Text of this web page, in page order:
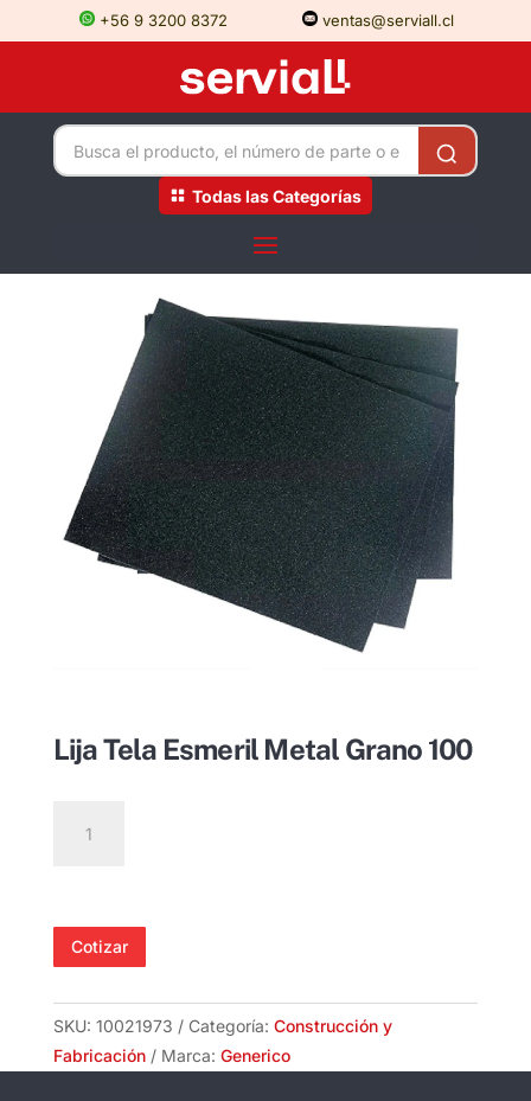
+56 9 3200 8372 ventas@serviall.cl
Todas las Categorías
Lija Tela Esmeril Metal Grano 100
Grano
100
Cotizar
SKU: 10021973 Categoría: Construcción y
Fabricación
Marca: Generico